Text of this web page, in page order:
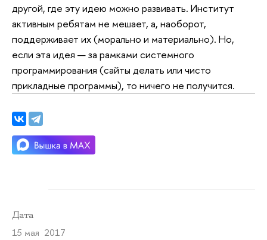
другой, где эту идею можно развивать. Институт
активным ребятам не мешает, а, наоборот,
поддерживает их (морально и материально). Но,
если эта идея — за рамками системного
программирования (сайты делать или чисто
прикладные программы), то ничего не получится.
Дата
15 мая 2017